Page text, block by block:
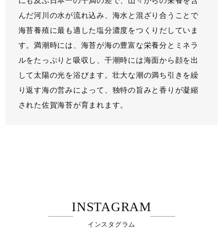
んだ河川の水が流れ込み、海水と混ざり合うことで
海苔養殖に最も適した塩分濃度をつくりだしていま
す。満潮時には、海苔が海の豊富な栄養分とミネラ
ルをたっぷりと吸収し、干潮時には海面から顔を出
して太陽の光を浴びます。壮大な潮の満ち引きを繰
り返す海の営みによって、独特の旨みと香りが凝縮
された佐賀海苔が育まれます。
INSTAGRAM
インスタグラム